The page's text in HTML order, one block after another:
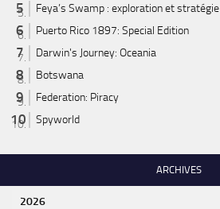
Feya’s Swamp : exploration et stratégie
Puerto Rico 1897: Special Edition
Darwin's Journey: Oceania
Botswana
Federation: Piracy
Spyworld
ARCHIVES
2026